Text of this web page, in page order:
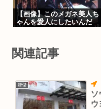
【画像】このメガネ美人ち
ゃんを愛人にしたいんだ
関連記事
嫌儲
ウ